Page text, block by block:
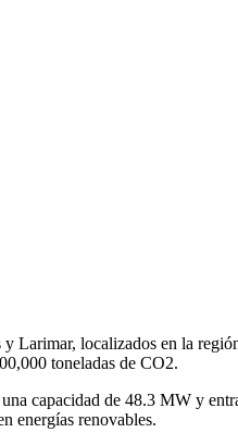
Larimar, localizados en la
toneladas de CO2.
capacidad de 48.3 MW y
energías renovables.